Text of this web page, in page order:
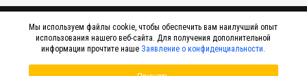
Мы используем файлы cookie, чтобы обеспечить вам наилучший опыт
использования нашего веб-сайта. Для получения дополнительной
информации прочтите наше Заявление о конфиденциальности.